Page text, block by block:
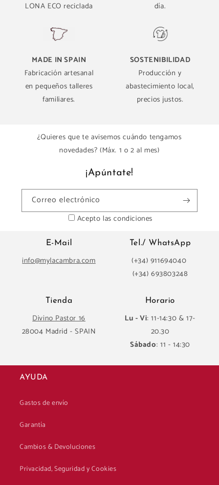
LONA ECO reciclada
día.
MADE IN SPAIN
Fabricación artesanal
en pequeños talleres
familiares.
SOSTENIBILIDAD
Producción y
abastecimiento local,
precios justos.
¿Quieres que te avisemos cuándo tengamos
novedades? (Máx. 1 o 2 al mes)
¡Apúntate!
Correo electrónico
Acepto las condiciones
E-Mail
info@mylacambra.com
Tel./ WhatsApp
(+34) 911694040
(+34) 693803248
Tienda
Divino Pastor 16
28004 Madrid - SPAIN
Horario
Lu - Vi: 11-14:30 & 17-
20.30
Sábado: 11 - 14:30
AYUDA
Gastos de envío
Garantía
Cambios & Devoluciones
Privacidad, Seguridad y Cookies